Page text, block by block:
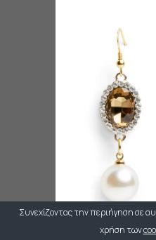
Συνεχίζοντας την περιήγηση σε
χρήση των